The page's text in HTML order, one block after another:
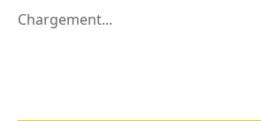
Chargement...